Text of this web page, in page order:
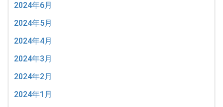
2024年6月
2024年5月
2024年4月
2024年3月
2024年2月
2024年1月